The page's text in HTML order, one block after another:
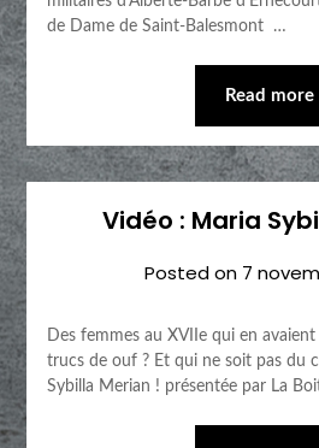
de Dame de Saint-Balesmont …
Read more
Vidéo : Maria
Posted on 7
Des femmes au XVIIe qui en
trucs de ouf ? Et qui ne soit pas du
Sybilla Merian ! présentée par La